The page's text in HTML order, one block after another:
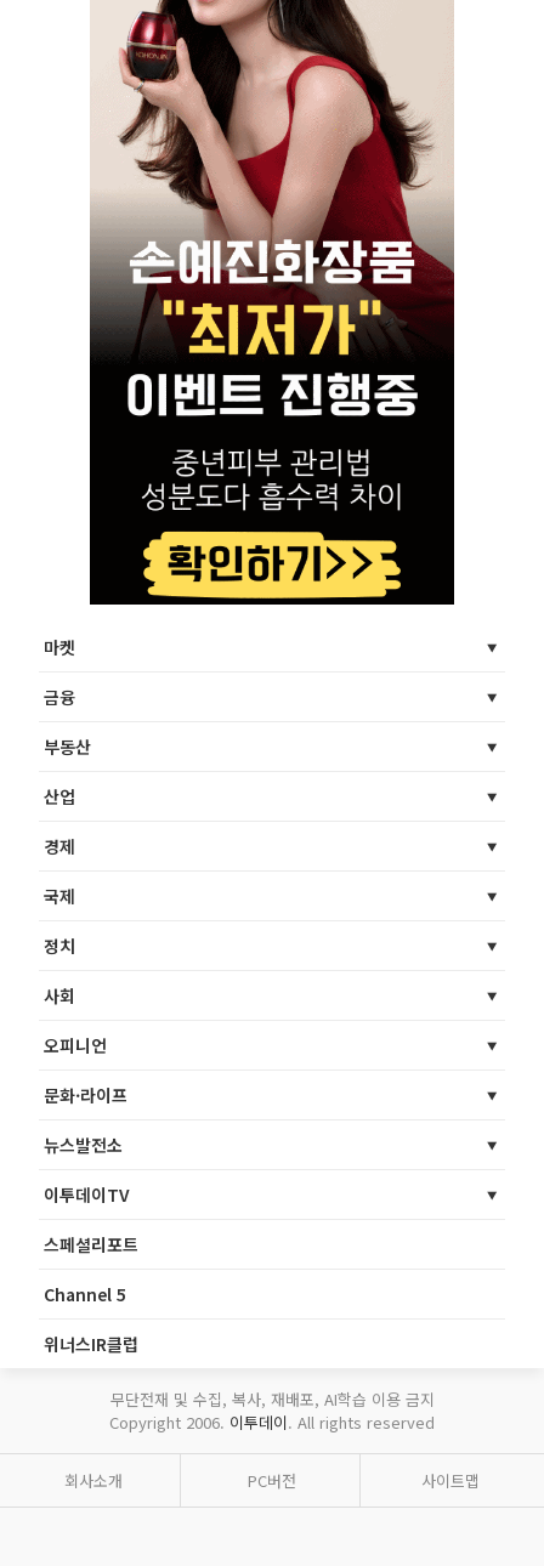
마켓
금융
부동산
산업
경제
국제
정치
사회
오피니언
문화·라이프
뉴스발전소
이투데이TV
스페셜리포트
Channel 5
위너스IR클럽
무단전재 및 수집, 복사, 재배포, AI학습 이용 금지
Copyright 2006. 이투데이. All rights reserved
회사소개 PC버전 사이트맵